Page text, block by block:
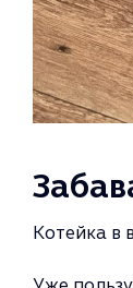
Котейка в